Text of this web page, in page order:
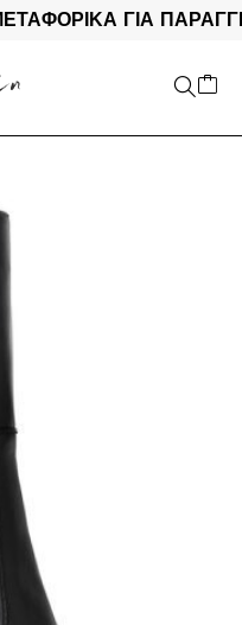
ΓΙΑ